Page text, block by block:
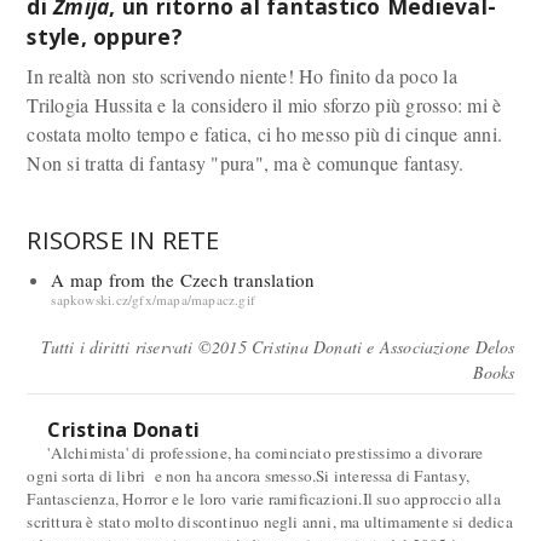
style, oppure?
In realtà non sto scrivendo niente! Ho finito da poco la
Trilogia Hussita e la considero il mio sforzo più grosso: mi è
costata molto tempo e fatica, ci ho messo più di cinque anni.
Non si tratta di fantasy "pura", ma è comunque fantasy.
RISORSE IN RETE
A map from the Czech translation
sapkowski.cz/gfx/mapa/mapacz.gif
Tutti i diritti riservati ©2015 Cristina Donati e Associazione Delos
Books
Cristina Donati
'Alchimista' di professione, ha cominciato prestissimo a divorare
ogni sorta di libri e non ha ancora smesso.Si interessa di Fantasy,
Fantascienza, Horror e le loro varie ramificazioni.Il suo approccio alla
scrittura è stato molto discontinuo negli anni, ma ultimamente si dedica